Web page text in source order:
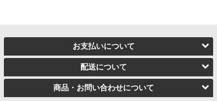
お支払いについて
配送について
商品・お問い合わせについて